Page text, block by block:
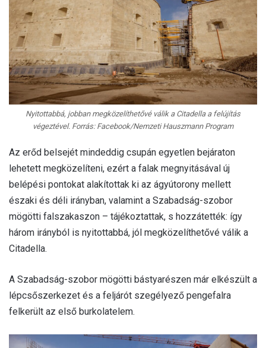
Nyitottabbá, jobban megközelíthetővé válik a Citadella a felújítás
végeztével. Forrás: Facebook/Nemzeti Hauszmann Program
Az erőd belsejét mindeddig csupán egyetlen bejáraton
lehetett megközelíteni, ezért a falak megnyitásával új
belépési pontokat alakítottak ki az ágyútorony mellett
északi és déli irányban, valamint a Szabadság-szobor
mögötti falszakaszon – tájékoztattak, s hozzátették: így
három irányból is nyitottabbá, jól megközelíthetővé válik a
Citadella.
A Szabadság-szobor mögötti bástyarészen már elkészült a
lépcsőszerkezet és a feljárót szegélyező pengefalra
felkerült az első burkolatelem.